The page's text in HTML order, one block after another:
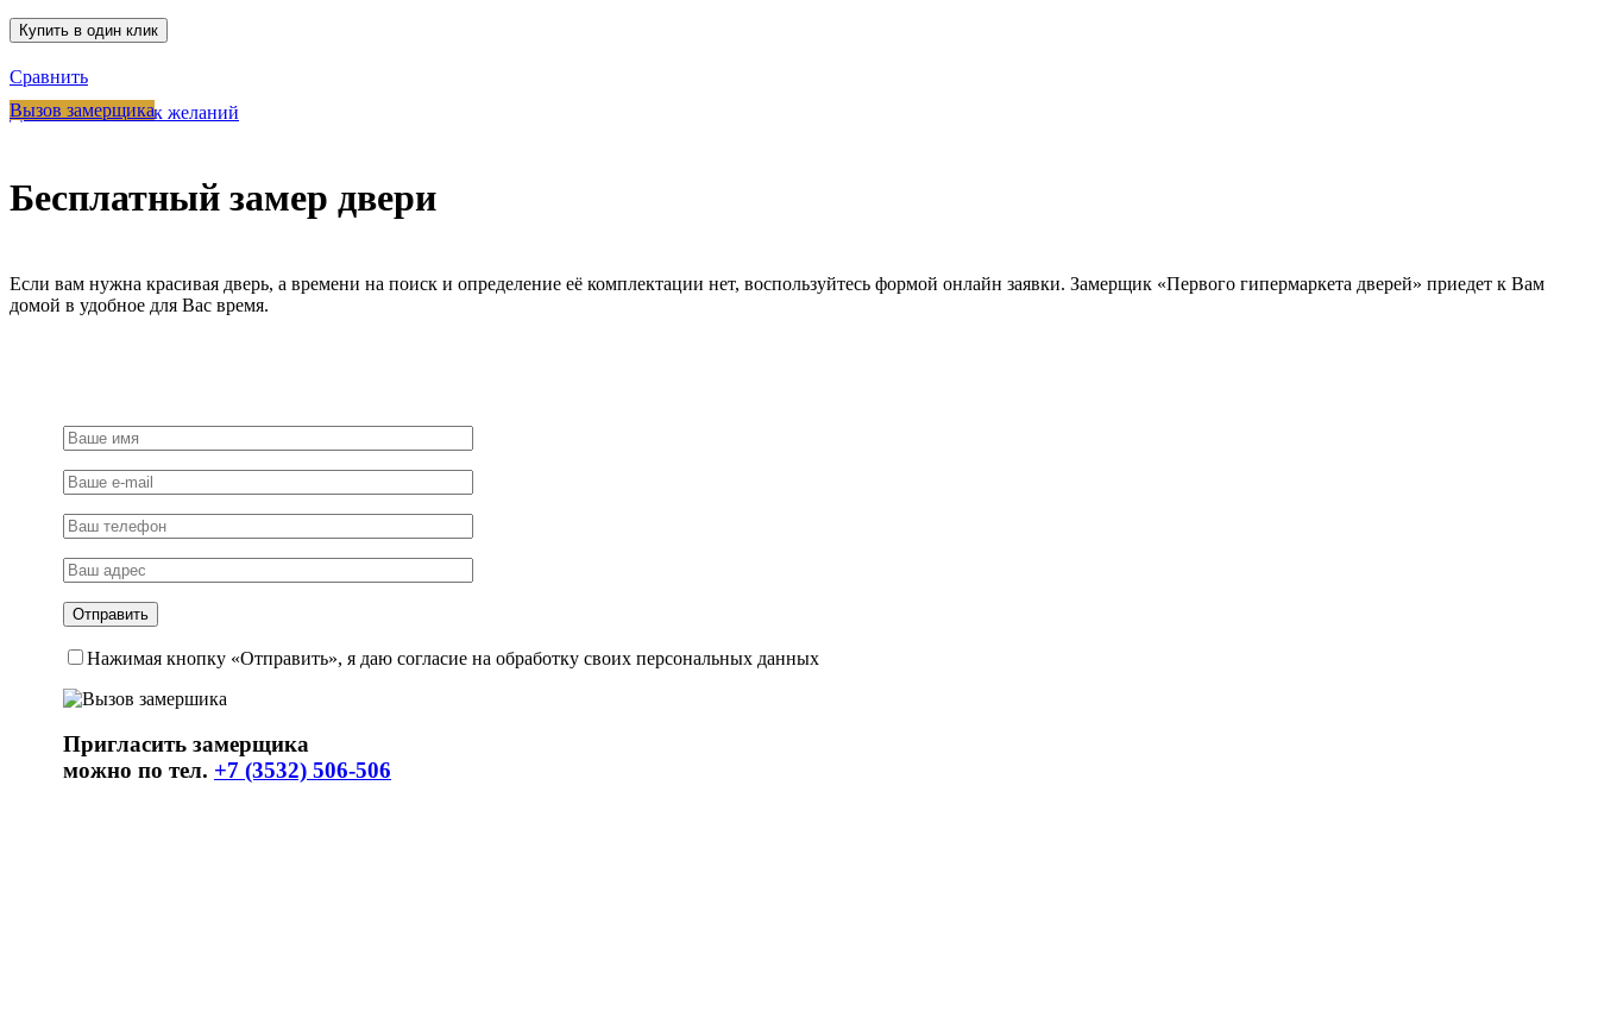
Купить в один клик
Сравнить
Добавить в список желаний
Вызов замерщика
Бесплатный замер двери
Если вам нужна красивая дверь, а времени на поиск и определение её комплектации нет, воспользуйтесь формой онлайн заявки. Замерщик «Первого гипермаркета дверей» приедет к Вам
домой в удобное для Вас время.
Нажимая кнопку «Отправить», я даю согласие на обработку своих персональных данных
Пригласить замерщика
можно по тел. +7 (3532) 506-506